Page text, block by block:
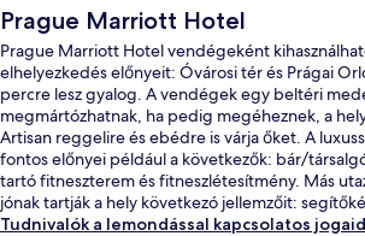
Prague Marriott Hotel
Prague Marriott Hotel vendégeként
elhelyezkedés előnyeit: Óvárosi tér és Prágai
percre lesz gyalog. A vendégek egy beltéri
megmártózhatnak, ha pedig megéheznek, a
Artisan reggelire és ebédre is várja őket. A
fontos előnyei például a következők: bár/
tartó fitneszterem és fitneszlétesítmény. Más
jónak tartják a hely következó jellemzőit:
sétával megközelíthető a tömegközlekedés:
Tudnivalók a lemondással kapcsolatos